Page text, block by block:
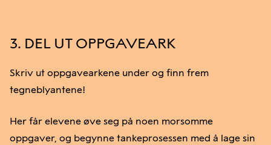
3. DEL UT OPPGAVEARK
Skriv ut oppgavearkene under og finn frem
tegneblyantene!
Her får elevene øve seg på noen morsomme
oppgaver, og begynne tankeprosessen med å lage sin